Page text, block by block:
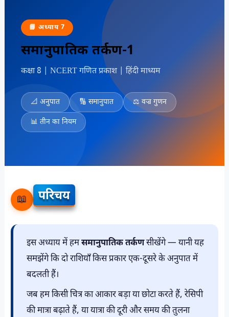
📘 अध्याय 7
समानुपातिक तर्कण-1
कक्षा 8 | NCERT गणित प्रकाश | हिंदी माध्यम
📐 अनुपात 🔢 समानुपात ⚖️ वज्र गुणन
📊 तीन का नियम
📖 परिचय
इस अध्याय में हमसमानुपातिक तर्कणसीखेंगे — यानी यह
समझेंगे कि दो राशियाँ किस प्रकार एक-दूसरे के अनुपात में
बदलती हैं।
जब हम किसी चित्र का आकार बड़ा या छोटा करते हैं, रेसिपी
की मात्रा बढ़ाते हैं, या यात्रा की दूरी और समय की तुलना